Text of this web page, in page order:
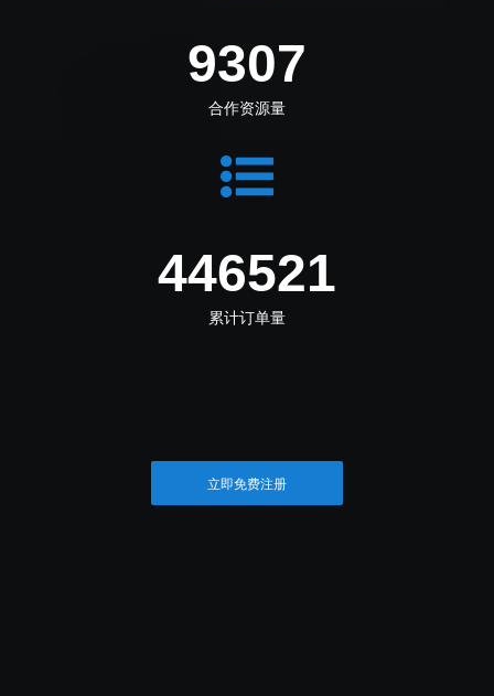
10381
合作资源量
498042
累计订单量
立即免费注册